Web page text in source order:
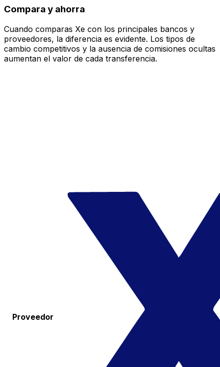
Compara y ahorra
Cuando comparas Xe con los principales bancos y
proveedores, la diferencia es evidente. Los tipos de
cambio competitivos y la ausencia de comisiones ocultas
aumentan el valor de cada transferencia.
Proveedor